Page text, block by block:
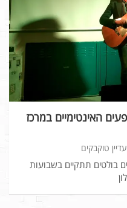
האינטימיים במרכז
טוקבקים
בולטים תתקיים בשבועות